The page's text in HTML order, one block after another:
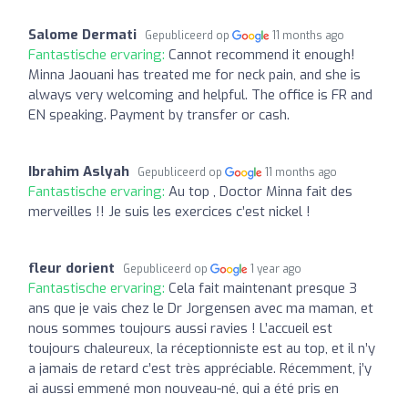
Salome Dermati Gepubliceerd op 11 months ago
Fantastische ervaring: Cannot recommend it enough!
Minna Jaouani has treated me for neck pain, and she is
always very welcoming and helpful. The office is FR and
EN speaking. Payment by transfer or cash.
Ibrahim Aslyah Gepubliceerd op 11 months ago
Fantastische ervaring: Au top , Doctor Minna fait des
merveilles !! Je suis les exercices c’est nickel !
fleur dorient Gepubliceerd op 1 year ago
Fantastische ervaring: Cela fait maintenant presque 3
ans que je vais chez le Dr Jorgensen avec ma maman, et
nous sommes toujours aussi ravies ! L’accueil est
toujours chaleureux, la réceptionniste est au top, et il n’y
a jamais de retard c’est très appréciable. Récemment, j’y
ai aussi emmené mon nouveau-né, qui a été pris en